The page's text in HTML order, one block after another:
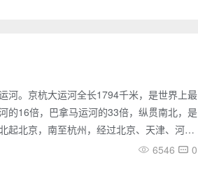
河。京杭大运河全长1794千米，是世界上最
的16倍，巴拿马运河的33倍，纵贯南北，是
起北京，南至杭州，经过北京、天津、河
通了海河、黄河、淮河、长江、钱塘江五大
6546 0